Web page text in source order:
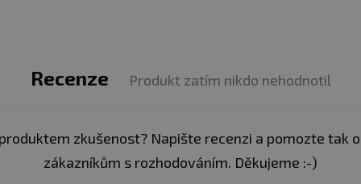
Recenze Produkt zatím nikdo nehodnotil
zkušenost? Napište recenzi a pomozte tak
zákazníkům s rozhodováním. Děkujeme :-)